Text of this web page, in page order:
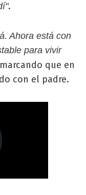
.
Ahora está con
para vivir
que en
con el padre.